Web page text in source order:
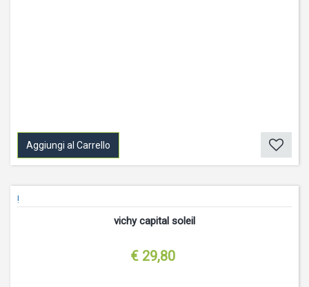
Aggiungi al Carrello
!
vichy capital soleil
€ 29,80